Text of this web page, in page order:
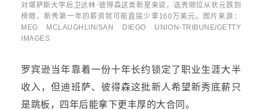
对堪萨斯大学后卫达林·彼得森这类新星来说，选秀顺位从状元跌到
榜眼，新秀第一年的薪资就可能直接少拿160万美元。
图片来源：
MEG MCLAUGHLIN/SAN DIEGO UNION-TRIBUNE/GETTY
IMAGES
罗宾逊当年靠着一份十年长约锁定了职业生涯大半
收入，但迪班萨、彼得森这批新人希望新秀底薪只
是跳板，四年后能拿下更丰厚的大合同。